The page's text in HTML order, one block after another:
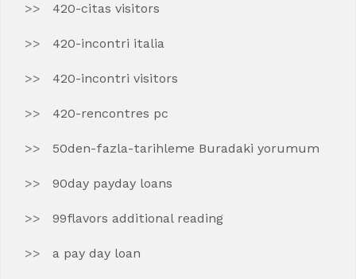
420-citas visitors
420-incontri italia
420-incontri visitors
420-rencontres pc
50den-fazla-tarihleme Buradaki yorumum
90day payday loans
99flavors additional reading
a pay day loan